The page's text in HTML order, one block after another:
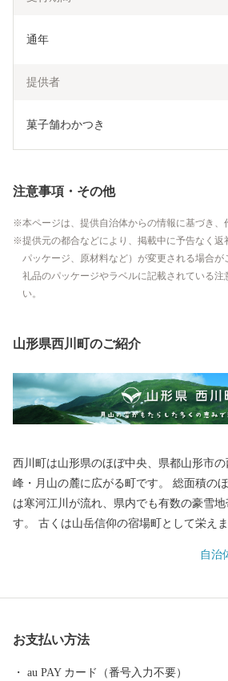
通年
提供者
菓子舗わかつき
注意事項・その他
本ページは、提供自治体からの情報に基づき、
提供元の都合などにより、掲載中に予告なく返
パッケージ、原材料など）が変更される場合が
礼品のパッケージやラベルに記載されている注
い。
山形県西川町のご紹介
西川町は山形県のほぼ中央、県都山形市の
峰・月山の麓に広がる町です。 総面積の
は寒河江川が流れ、県内でも有数の豪雪
す。 古くは山岳信仰の宿場町として栄えましたが、現在は月山の
に蓄えられた水を利用し、地ビールや地
自治
お支払い方法
au PAY カード（番号入力不要）